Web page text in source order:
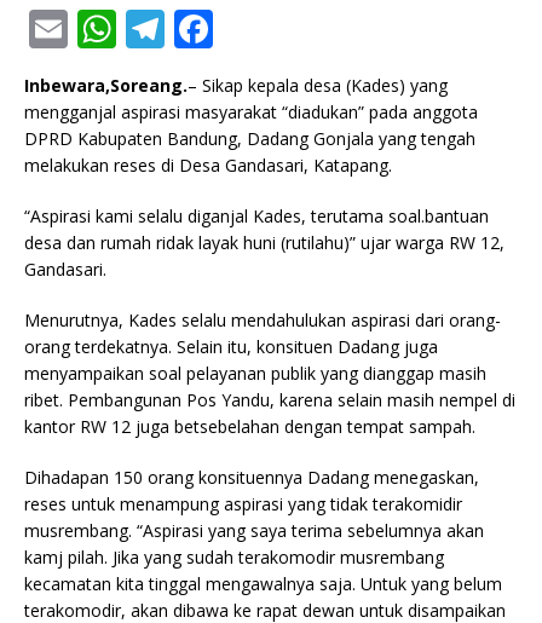
E
ai
l
W
h
at
s
A
p
p
T
e
g
ra
m
a
c
e
b
o
o
k
Inbewara,Soreang.– Sikap kepala desa (Kades) yang
mengganjal aspirasi masyarakat “diadukan” pada anggota
DPRD Kabupaten Bandung, Dadang Gonjala yang tengah
melakukan reses di Desa Gandasari, Katapang.
“Aspirasi kami selalu diganjal Kades, terutama soal.bantuan
desa dan rumah ridak layak huni (rutilahu)” ujar warga RW 12,
Gandasari.
Menurutnya, Kades selalu mendahulukan aspirasi dari orang-
orang terdekatnya. Selain itu, konsituen Dadang juga
menyampaikan soal pelayanan publik yang dianggap masih
ribet. Pembangunan Pos Yandu, karena selain masih nempel di
kantor RW 12 juga betsebelahan dengan tempat sampah.
Dihadapan 150 orang konsituennya Dadang menegaskan,
reses untuk menampung aspirasi yang tidak terakomidir
musrembang. “Aspirasi yang saya terima sebelumnya akan
kamj pilah. Jika yang sudah terakomodir musrembang
kecamatan kita tinggal mengawalnya saja. Untuk yang belum
terakomodir, akan dibawa ke rapat dewan untuk disampaikan